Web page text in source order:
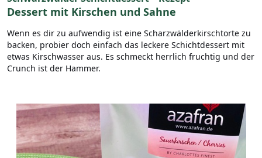
Dessert mit Kirschen und Sahne
Wenn es dir zu aufwendig ist eine Scharzwälderkirschtorte zu
backen, probier doch einfach das leckere Schichtdessert mit
etwas Kirschwasser aus. Es schmeckt herrlich fruchtig und der
Crunch ist der Hammer.